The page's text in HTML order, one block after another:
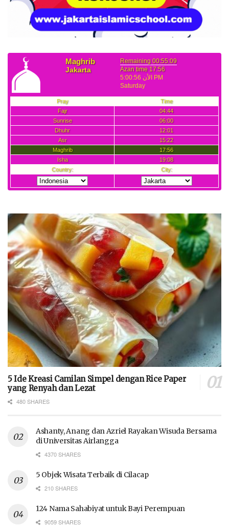
5 Ide Kreasi Camilan Simpel dengan Rice Paper
yang Renyah dan Lezat
480 SHARES
Ashanty, Anang dan Azriel Rayakan Wisuda Bersama
di Universitas Airlangga
4370 SHARES
5 Objek Wisata Terbaik di Cilacap
210 SHARES
124 Nama Sahabiyat untuk Bayi Perempuan
9059 SHARES